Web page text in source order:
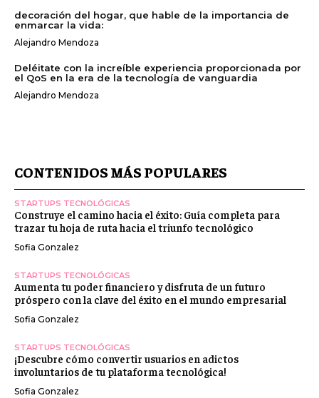
decoración del hogar, que hable de la importancia de
enmarcar la vida:
Alejandro Mendoza
Deléitate con la increíble experiencia proporcionada por
el QoS en la era de la tecnología de vanguardia
Alejandro Mendoza
CONTENIDOS MÁS POPULARES
STARTUPS TECNOLÓGICAS
Construye el camino hacia el éxito: Guía completa para
trazar tu hoja de ruta hacia el triunfo tecnológico
Sofia Gonzalez
STARTUPS TECNOLÓGICAS
Aumenta tu poder financiero y disfruta de un futuro
próspero con la clave del éxito en el mundo empresarial
Sofia Gonzalez
STARTUPS TECNOLÓGICAS
¡Descubre cómo convertir usuarios en adictos
involuntarios de tu plataforma tecnológica!
Sofia Gonzalez